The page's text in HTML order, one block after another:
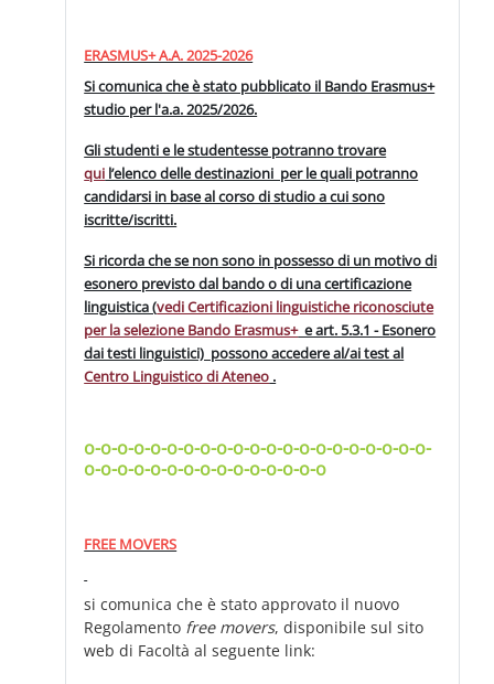
ERASMUS+ A.A. 2025-2026
Si comunica che è stato pubblicato il Bando Erasmus+
studio per l'a.a. 2025/2026.
Gli studenti e le studentesse potranno trovare
qui l’elenco delle destinazioni per le quali potranno
candidarsi in base al corso di studio a cui sono
iscritte/iscritti.
Si ricorda che se non sono in possesso di un motivo di
esonero previsto dal bando o di una certificazione
linguistica (vedi Certificazioni linguistiche riconosciute
per la selezione Bando Erasmus+e art. 5.3.1 - Esonero
dai testi linguistici) possono accedere al/ai test al
Centro Linguistico di Ateneo .
o-o-o-o-o-o-o-o-o-o-o-o-o-o-o-o-o-o-o-o-o-
o-o-o-o-o-o-o-o-o-o-o-o-o-o-o
FREE MOVERS
si comunica che è stato approvato il nuovo
Regolamento free movers, disponibile sul sito
web di Facoltà al seguente link: